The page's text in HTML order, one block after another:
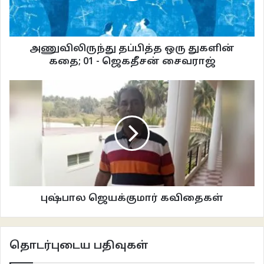
செல்லுமிடங்களில் எல்லாம் தன்னோடு பிரச்சனைகளை தவறாமல் உடனழைத்து
வருகிறான் சாம். பள்ளியில், அவனது அத்தை க்ளேரின் வீடு என எங்கு
கற்பனை வேறு. குழந்தைகள் தங்களுக்குத் தாங்களே புனைந்து கொள்கிற
ஆனால், சாம் போல எல்லோரும் கற்பனைக்கும் நிஜத்திற்குமான கோட்டை
முற்றாக மறந்தவர்களாய் இருப்பதில்லை. தன்னை பூதங்கள் துரத்துவதாகவும்
அதிலிருந்து தன்னையும், சமயங்களில் தாயையும் கூட காக்கிற மாபெரும்
பொறுப்பை அவன் புனைந்து கொள்கிற மிகைகற்பனை வரிந்து கொள்கிறது.
பொதுவாகவே சிறுபிள்ளைகள் தங்களது கனவுக் கோட்டைகளின் செங்கல்கள்
உடைக்கப்படுவதை விரும்புவதே இல்லை, ஒரு போதும். அவன் வருந்துவதைக்
காண விரும்பாத அன்னை அமேலியா அவனது கற்பனைகளை வெளிப்படையாக
ஆமோதிக்கவில்லை என்றபோதிலும் தடுத்து நிறுத்தாதவளாய் இருக்கிறாள்.
ஓர் இரவு படுக்கையில் அமர்ந்தபடி அவன் விருப்பத் தேர்வான ஒரு நூலை
அணுவிலிருந்து தப்பித்த ஒரு துகளின்
கதை; 01 - ஜெகதீசன் சைவராஜ்
புஷ்பால ஜெயக்குமார் கவிதைகள்
தொடர்புடைய பதிவுகள்